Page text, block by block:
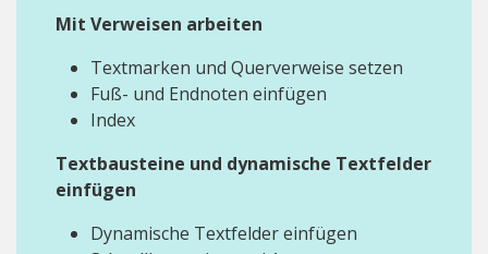
Mit Verweisen arbeiten
Textmarken und Querverweise setzen
Fuß- und Endnoten einfügen
Index
Textbausteine und dynamische Textfelder
einfügen
Dynamische Textfelder einfügen